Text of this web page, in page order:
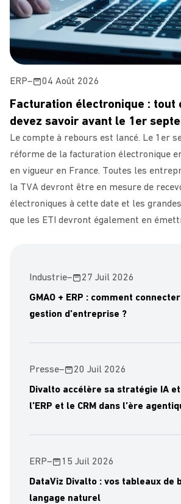
ERP– 04 Août 2026
Facturation électronique : tout
devez savoir avant le 1er
Le compte à rebours est lancé. Le 1er
réforme de la facturation électronique
en vigueur en France. Toutes les
la TVA devront être en mesure de
électroniques à cette date et les
que les ETI devront également en
Industrie– 27 Juil 2026
GMAO + ERP : comment
gestion d’entreprise ?
Presse– 20 Juil 2026
Divalto accélère sa stratégie IA
l’ERP et le CRM dans l’ère
ERP– 15 Juil 2026
DataViz Divalto : vos tableaux de
langage naturel